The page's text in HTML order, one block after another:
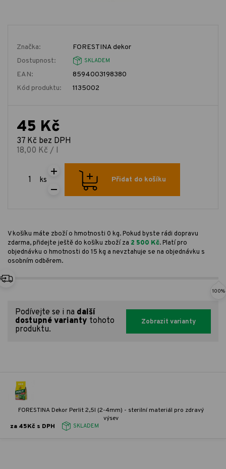
Značka:
FORESTINA dekor
Dostupnost:
SKLADEM
EAN:
8594003198380
Kód produktu:
1135002
45 Kč
37 Kč bez DPH
18,00 Kč / l
ks Přidat do košíku
V košíku máte zboží o hmotnosti 0 kg. Pokud byste rádi dopravu
zdarma, přidejte ještě do košíku zboží za 2 500 Kč. Platí pro
objednávku o hmotnosti do 15 kg a nevztahuje se na objednávku s
osobním odběrem.
100%
Podívejte se i na další
dostupné varianty tohoto
produktu.
Zobrazit varianty
FORESTINA Dekor Perlit 2,5l (2-4mm) - sterilní materiál pro zdravý
výsev
za 45Kč s DPH
SKLADEM